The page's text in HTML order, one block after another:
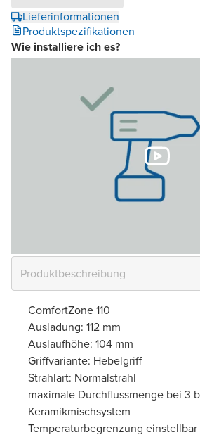
Lieferinformationen
Produktspezifikationen
Wie installiere ich es?
ComfortZone 110
Ausladung: 112 mm
Auslaufhöhe: 104 mm
Griffvariante: Hebelgriff
Strahlart: Normalstrahl
maximale Durchflussmenge bei 3
Keramikmischsystem
Temperaturbegrenzung einstellbar